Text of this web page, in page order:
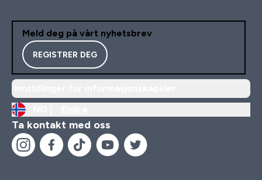
Meld deg på vårt nyhetsbrev
REGISTRER DEG
Ta kontakt med oss